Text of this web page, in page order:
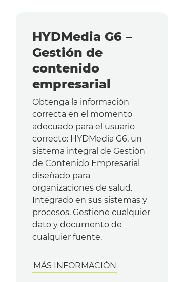
HYDMedia G6 –
Gestión de
contenido
empresarial
Obtenga la información
correcta en el momento
adecuado para el usuario
correcto: HYDMedia G6, un
sistema integral de Gestión
de Contenido Empresarial
diseñado para
organizaciones de salud.
Integrado en sus sistemas y
procesos. Gestione cualquier
dato y documento de
cualquier fuente.
MÁS INFORMACIÓN